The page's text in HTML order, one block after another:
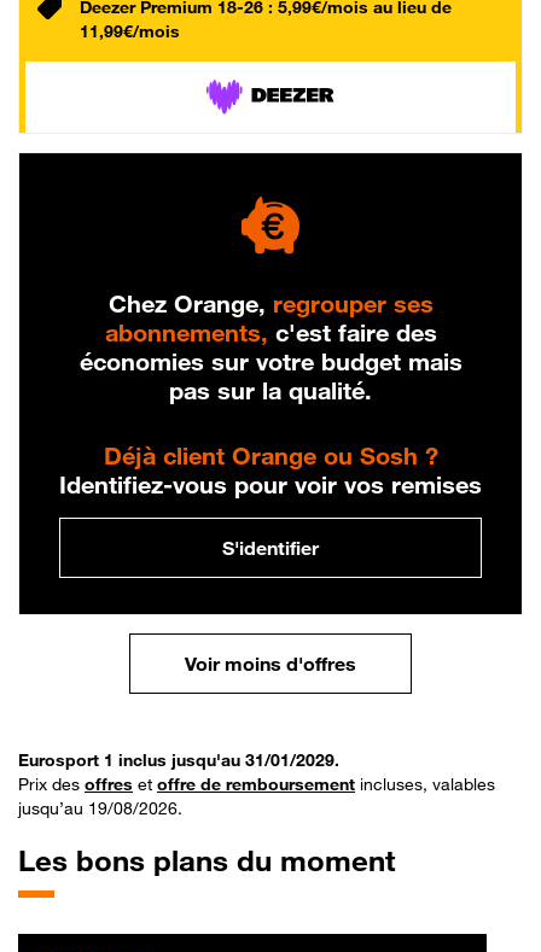
Deezer Premium 18-26 : 5,99€/mois au lieu de
11,99€/mois
Chez Orange, regrouper ses
abonnements, c'est faire des
économies sur votre budget mais
pas sur la qualité.
Déjà client Orange ou Sosh ?
Identifiez-vous pour voir vos remises
S'identifier
Voir moins d'offres
Eurosport 1 inclus jusqu'au 31/01/2029.
Prix des offres et offre de remboursement incluses, valables
jusqu’au 19/08/2026.
Les bons plans du moment